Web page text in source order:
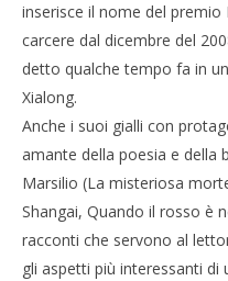
inserisce il nome del premio
carcere dal dicembre del
detto qualche tempo fa in
Xialong.
Anche i suoi gialli con
amante della poesia e della
Marsilio (La misteriosa
Shangai, Quando il rosso è
racconti che servono al
gli aspetti più interessanti